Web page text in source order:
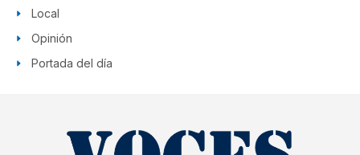
Local
Opinión
Portada del día